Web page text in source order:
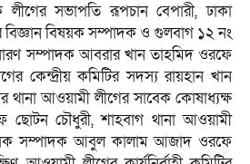
সভাপতি রূপচান বেপারী, ঢাকা
বিজ্ঞান বিষয়ক সম্পাদক ও গুলবাগ ১২ নং
সম্পাদক আবরার খান তাহমিদ ওরফে
কেন্দ্রীয় কমিটির সদস্য রায়হান খান
আওয়ামী লীগের সাবেক কোষাধ্যক্ষ
চৌধুরী, শাহবাগ থানা আওয়ামী
সম্পাদক আবুল কালাম আজাদ ওরফে